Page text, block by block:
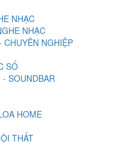
NHẠC
NHẠC
CHUYÊN NGHIỆP
SỐ
SOUNDBAR
HOME
THẤT